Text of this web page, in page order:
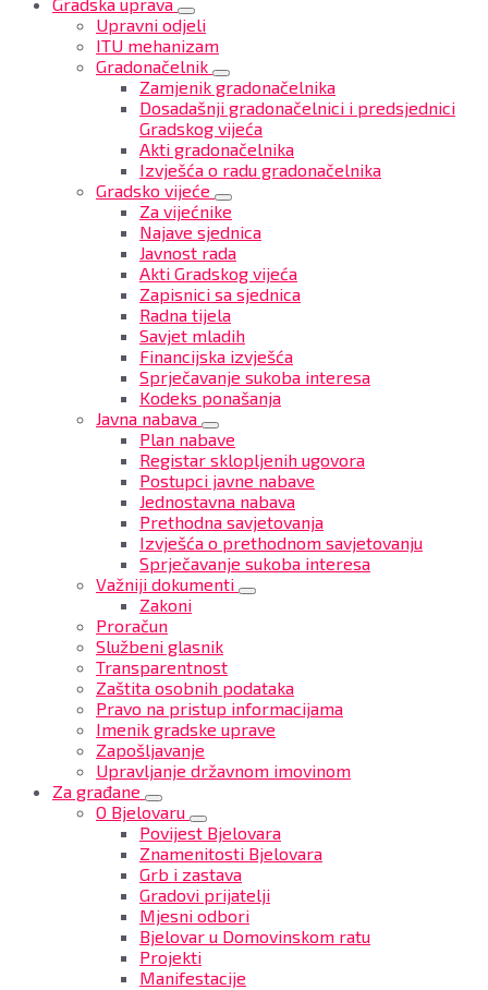
Upravni odjeli
ITU mehanizam
Gradonačelnik
Zamjenik gradonačelnika
Dosadašnji gradonačelnici i predsjednici
Gradskog vijeća
Akti gradonačelnika
Izvješća o radu gradonačelnika
Gradsko vijeće
Za vijećnike
Najave sjednica
Javnost rada
Akti Gradskog vijeća
Zapisnici sa sjednica
Radna tijela
Savjet mladih
Financijska izvješća
Sprječavanje sukoba interesa
Kodeks ponašanja
Javna nabava
Plan nabave
Registar sklopljenih ugovora
Postupci javne nabave
Jednostavna nabava
Prethodna savjetovanja
Izvješća o prethodnom savjetovanju
Sprječavanje sukoba interesa
Važniji dokumenti
Zakoni
Proračun
Službeni glasnik
Transparentnost
Zaštita osobnih podataka
Pravo na pristup informacijama
Imenik gradske uprave
Zapošljavanje
Upravljanje državnom imovinom
Za građane
O Bjelovaru
Povijest Bjelovara
Znamenitosti Bjelovara
Grb i zastava
Gradovi prijatelji
Mjesni odbori
Bjelovar u Domovinskom ratu
Projekti
Manifestacije